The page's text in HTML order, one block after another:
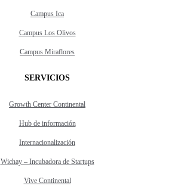
Campus Ica
Campus Los Olivos
Campus Miraflores
SERVICIOS
Growth Center Continental
Hub de información
Internacionalización
Wichay – Incubadora de Startups
Vive Continental